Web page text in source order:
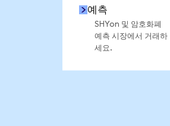
예측
SHYon 및 암호화폐
예측 시장에서 거래하
세요.